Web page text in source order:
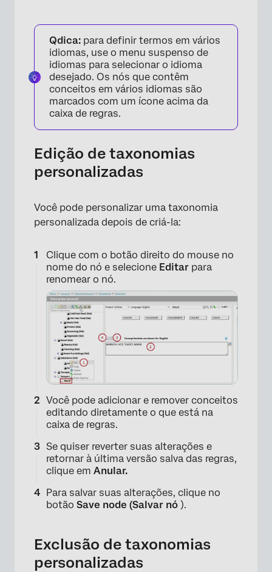
×
Qdica: para definir termos em vários
idiomas, use o menu suspenso de
idiomas para selecionar o idioma
desejado. Os nós que contêm
conceitos em vários idiomas são
marcados com um ícone acima da
caixa de regras.
Edição de taxonomias
personalizadas
Você pode personalizar uma taxonomia
personalizada depois de criá-la:
Clique com o botão direito do mouse no
nome do nó e selecione Editar para
renomear o nó.
Você pode adicionar e remover conceitos
editando diretamente o que está na
caixa de regras.
Se quiser reverter suas alterações e
retornar à última versão salva das regras,
clique em Anular.
Para salvar suas alterações, clique no
botão Save node (Salvar nó ).
Exclusão de taxonomias
personalizadas